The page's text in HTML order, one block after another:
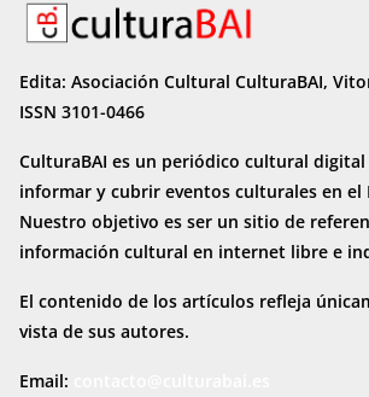
Edita: Asociación Cultural CulturaBAI,
ISSN 3101-0466
CulturaBAI es un periódico cultural digital
informar y cubrir eventos culturales en el
Nuestro objetivo es ser un sitio de
información cultural en internet libre e
El contenido de los artículos refleja
vista de sus autores.
Email: